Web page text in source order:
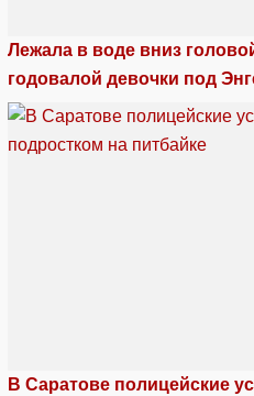
Лежала в воде вниз
годовалой девочки под
В Саратове полицейские